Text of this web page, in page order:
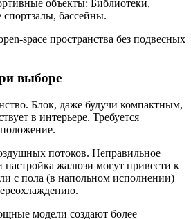
объекты: Библиотеки,
бассейны.
space пространства без подвесных
выборе
Блок, даже будучи компактным,
в интерьере. Требуется
потоков. Неправильное
настройка жалюзи могут привести к
с пола (в напольном исполнении)
модели создают более